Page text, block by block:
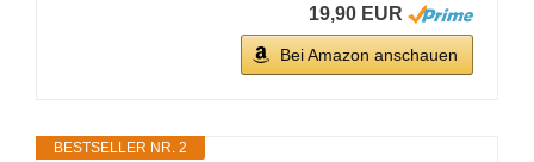
19,90 EUR
Bei Amazon anschauen
BESTSELLER NR. 2